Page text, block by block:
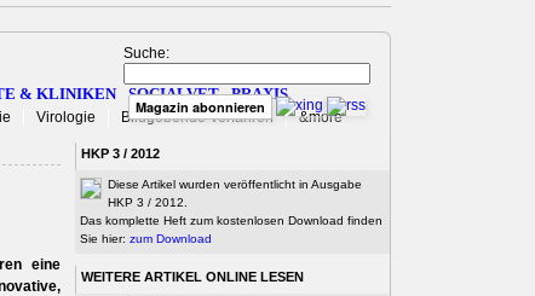
Suche:
Magazin abonnieren
& KLINIKEN SOCIALVET PRAXIS
Virologie Bildgebende Verfahren &more
eine
HKP 3 / 2012
Diese Artikel wurden veröffentlicht in Ausgabe
HKP 3 / 2012.
Das komplette Heft zum kostenlosen Download finden
Sie hier: zum Download
WEITERE ARTIKEL ONLINE LESEN